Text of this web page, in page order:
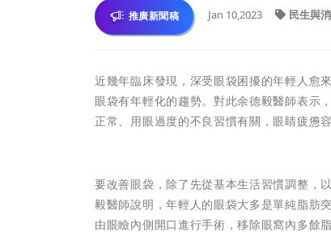
推廣新聞稿 Jan 10,2023 民生與
近幾年臨床發現，深受眼袋困擾的年輕人愈
眼袋有年輕化的趨勢。對此余德毅醫師表示
正常、用眼過度的不良習慣有關，眼睛疲憊
要改善眼袋，除了先從基本生活習慣調整，
毅醫師說明，年輕人的眼袋大多是單純脂肪
由眼瞼內側開口進行手術，移除眼窩內多餘